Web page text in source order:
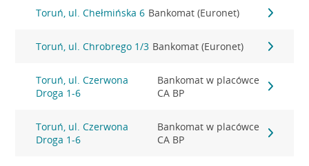
Toruń, ul. Chełmińska 6 Bankomat (Euronet)
Toruń, ul. Chrobrego 1/3 Bankomat (Euronet)
Toruń, ul. Czerwona
Droga 1-6
Bankomat w placówce
CA BP
Toruń, ul. Czerwona
Droga 1-6
Bankomat w placówce
CA BP